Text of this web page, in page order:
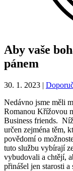
Aby vaše
pánem
30. 1. 2023 |
Nedávno jsme měli
Romanou Křížovou
Business friends.
určen zejména těm,
povědomí o
tuto službu vybírají
vybudovali a chtějí,
přinášel jen starosti a